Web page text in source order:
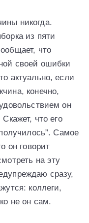
никогда.
из пяти
что
своей ошибки
актуально, если
конечно,
он
что его
Самое
он говорит
на эту
сразу,
коллеги,
не он сам.